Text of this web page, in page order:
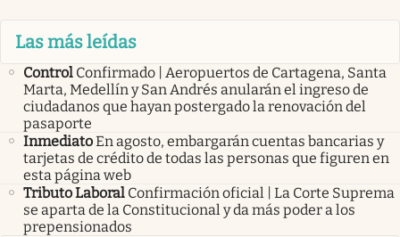
Las más leídas
Control Confirmado | Aeropuertos de Cartagena, Santa
Marta, Medellín y San Andrés anularán el ingreso de
ciudadanos que hayan postergado la renovación del
pasaporte
InmediatoEn agosto, embargarán cuentas bancarias y
tarjetas de crédito de todas las personas que figuren en
esta página web
Tributo Laboral Confirmación oficial | La Corte Suprema
se aparta de la Constitucional y da más poder a los
prepensionados